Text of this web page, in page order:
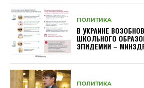
ПОЛИТИКА
В УКРАИНЕ
ШКОЛЬНОГО
ЭПИДЕМИИ –
ПОЛИТИКА